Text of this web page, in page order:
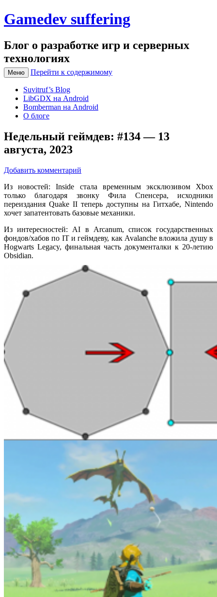
Gamedev suffering
Блог о разработке игр и серверных
технологиях
Меню Перейти к содержимому
Suvitruf’s Blog
LibGDX на Android
Bomberman на Android
О блоге
Недельный геймдев: #134 — 13
августа, 2023
Добавить комментарий
Из новостей: Inside стала временным эксклюзивом Xbox
только благодаря звонку Фила Спенсера, исходники
переиздания Quake II теперь доступны на Гитхабе, Nintendo
хочет запатентовать базовые механики.
Из интересностей: AI в Arcanum, список государственных
фондов/хабов по IT и геймдеву, как Avalanche вложила душу в
Hogwarts Legacy, финальная часть документалки к 20-летию
Obsidian.